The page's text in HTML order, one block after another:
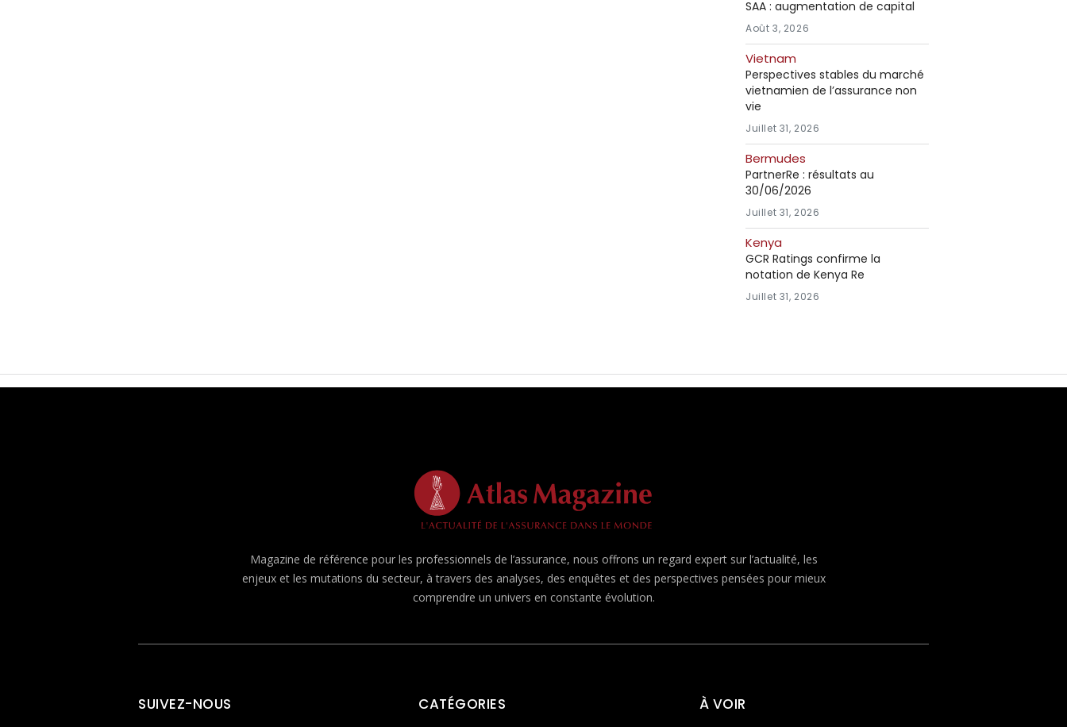
SAA : augmentation de capital
Août 3, 2026
Vietnam
Perspectives stables du marché
vietnamien de l’assurance non
vie
Juillet 31, 2026
Bermudes
PartnerRe : résultats au
30/06/2026
Juillet 31, 2026
Kenya
GCR Ratings confirme la
notation de Kenya Re
Juillet 31, 2026
Magazine de référence pour les professionnels de l’assurance, nous offrons un regard expert sur l’actualité, les
enjeux et les mutations du secteur, à travers des analyses, des enquêtes et des perspectives pensées pour mieux
comprendre un univers en constante évolution.
SUIVEZ-NOUS CATÉGORIES À VOIR